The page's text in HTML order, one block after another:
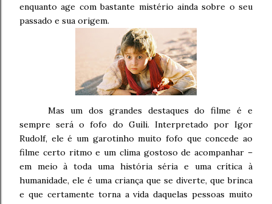
enquanto age com bastante mistério ainda sobre o seu
passado e sua origem.
Mas um dos grandes destaques do filme é e
sempre será o fofo do Guili. Interpretado por Igor
Rudolf, ele é um garotinho muito fofo que concede ao
filme certo ritmo e um clima gostoso de acompanhar –
em meio à toda uma história séria e uma crítica à
humanidade, ele é uma criança que se diverte, que brinca
e que certamente torna a vida daquelas pessoas muito